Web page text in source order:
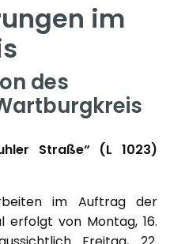
im
des
Straße“ (L 1023)
im Auftrag der
erfolgt von Montag, 16.